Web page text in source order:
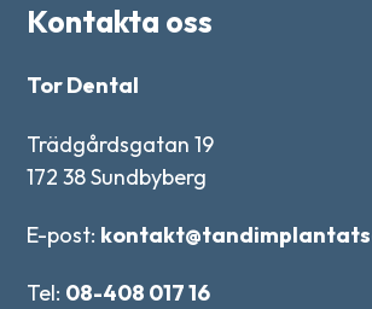
Kontakta oss
Tor Dental
Trädgårdsgatan 19
172 38 Sundbyberg
E-post:
Tel: 08-408 017 16